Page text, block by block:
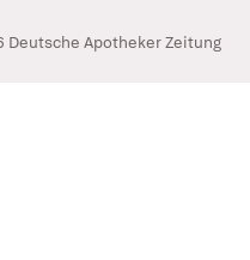
Deutsche Apotheker Zeitung